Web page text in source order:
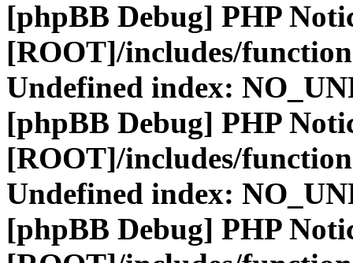
[phpBB Debug] PHP
[ROOT]/includes/
Undefined index:
[phpBB Debug] PHP
[ROOT]/includes/
Undefined index:
[phpBB Debug] PHP